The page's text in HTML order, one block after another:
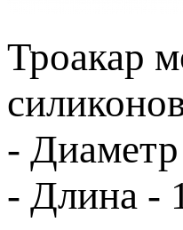
Троакар
-
- Длина -